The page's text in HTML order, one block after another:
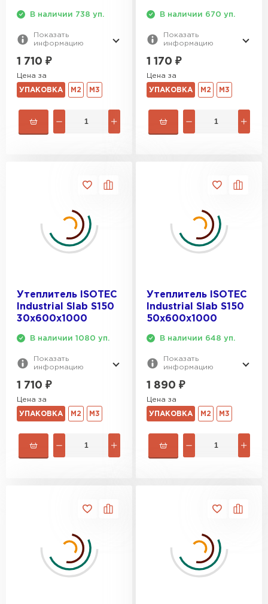
В наличии 738 уп.
Показать
информацию
1 710 ₽
Цена за
УПАКОВКА М2 М3
В наличии 670 уп.
Показать
информацию
1 170 ₽
Цена за
УПАКОВКА М2 М3
Утеплитель ISOTEC
Industrial Slab S150
30х600х1000
В наличии 1080 уп.
Показать
информацию
1 710 ₽
Цена за
УПАКОВКА М2 М3
Утеплитель ISOTEC
Industrial Slab S150
50х600х1000
В наличии 648 уп.
Показать
информацию
1 890 ₽
Цена за
УПАКОВКА М2 М3
Утеплитель Baswool
Утеплитель Izolife
ПЕРЕЙТИ